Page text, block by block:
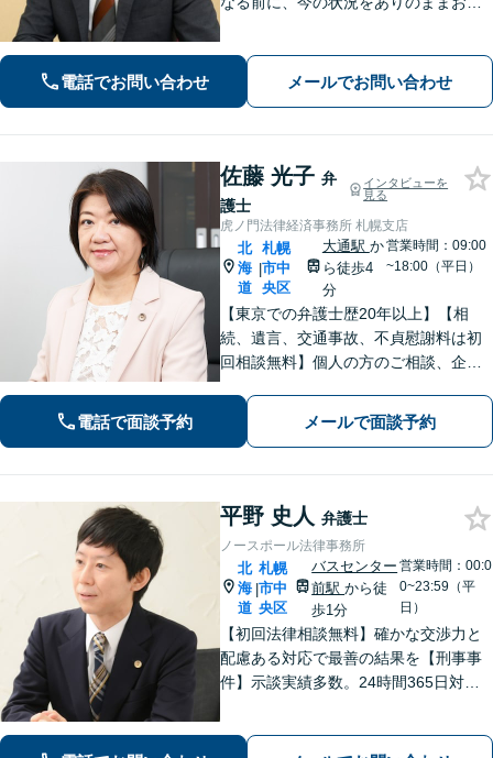
くことができます。【電話・メール・
WEB相談可】
電話でお問い合わせ メールでお問い合わせ
佐藤 光子 弁
護士
インタビューを
見る
虎ノ門法律経済事務所 札幌支店
北
海
道
|
札幌
市中
央区
大通駅 か
ら徒歩4
分
営業時間：09:00
~18:00（平日）
【東京での弁護士歴20年以上】【相
続、遺言、交通事故、不貞慰謝料は初
回相談無料】個人の方のご相談、企業
した。東京と同等のリーガルサービス
を出身地の札幌で提供いたします。本
電話で面談予約 メールで面談予約
平野 史人 弁護士
ノースポール法律事務所
北
海
道
|
札幌
市中
央区
バスセンター
前駅から徒
歩1分
営業時間：00:0
0~23:59（平
日）
【初回法律相談無料】確かな交渉力と
配慮ある対応で最善の結果を【刑事事
件】示談実績多数。24時間365日対応